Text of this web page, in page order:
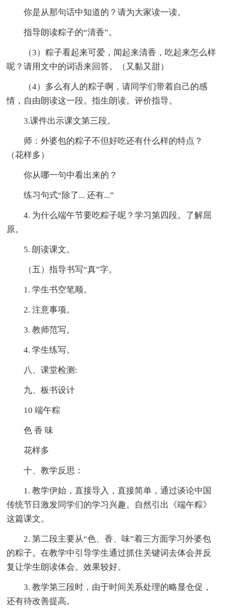
你是从那句话中知道的？请为大家读一读。
指导朗读粽子的“清香”。
（3）粽子看起来可爱，闻起来清香，吃起来怎么样
呢？请用文中的词语来回答。（又黏又甜）
（4）多么有人的粽子啊，请同学们带着自己的感
情，自由朗读这一段。指生朗读。评价指导。
3.课件出示课文第三段。
师：外婆包的粽子不但好吃还有什么样的特点？
（花样多）
你从哪一句中看出来的？
练习句式“除了... 还有...”
4. 为什么端午节要吃粽子呢？学习第四段。了解屈
原。
5. 朗读课文。
（五）指导书写“真”字。
1. 学生书空笔顺。
2. 注意事项。
3. 教师范写。
4. 学生练写。
八、课堂检测:
九、板书设计
10 端午粽
色 香 味
花样多
十、教学反思：
1. 教学伊始，直接导入，直接简单，通过谈论中国
传统节日激发同学们的学习兴趣。自然引出《端午粽》
这篇课文。
2. 第二段主要从“色、香、味”着三方面学习外婆包
的粽子。在教学中引导学生通过抓住关键词去体会并反
复让学生朗读体会。效果较好。
3. 教学第三段时，由于时间关系处理的略显仓促，
还有待改善提高。